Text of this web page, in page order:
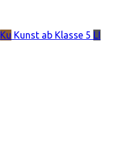
Ku Kunst ab Klasse 5 LI